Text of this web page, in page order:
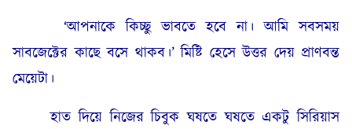
‘আপনাকে কিচ্ছু ভাবতে হবে না। আমি সবসময়
সাবজেক্টের কাছে বসে থাকব।’ মিষ্টি হেসে উত্তর দেয় প্রাণবন্ত
মেয়েটা।
হাত দিয়ে নিজের চিবুক ঘষতে ঘষতে একটু সিরিয়াস